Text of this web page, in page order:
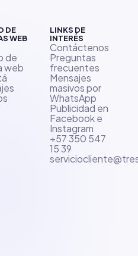
DE
WEB
de
web
LINKS DE
INTERÉS
Contáctenos
Preguntas
frecuentes
Mensajes
masivos por
WhatsApp
Publicidad en
Facebook e
Instagram
+57 350 547
15 39